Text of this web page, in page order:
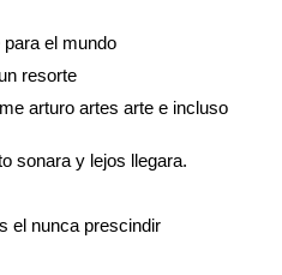
el mundo
resorte
arturo artes arte e incluso
sonara y lejos llegara.
el nunca prescindir